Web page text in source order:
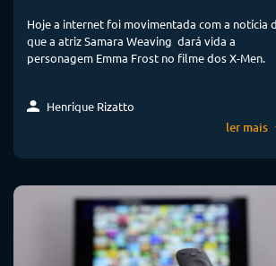
Hoje a internet foi movimentada com a notícia
que a atriz Samara Weaving dará vida a
personagem Emma Frost no filme dos X-Men.
Henrique Rizatto
ler mais